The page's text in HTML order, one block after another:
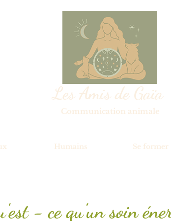
Les Amis de Gaïa
Communication animale
Humains Se former
- ce qu'un soin